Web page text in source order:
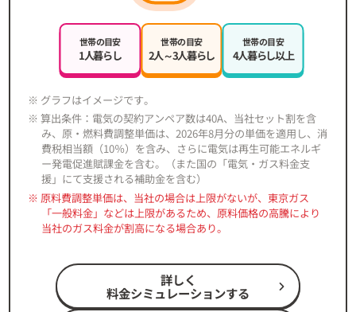
世帯の目安
1人暮らし
世帯の目安
2人～3人暮らし
世帯の目安
4人暮らし以上
※ グラフはイメージです。
※ 算出条件：電気の契約アンペア数は40A、当社セット割を含
み、原・燃料費調整単価は、2026年8月分の単価を適用し、消
費税相当額（10％）を含み、さらに電気は再生可能エネルギ
ー発電促進賦課金を含む。（また国の「電気・ガス料金支
援」にて支援される補助金を含む）
※ 原料費調整単価は、当社の場合は上限がないが、東京ガス
「一般料金」などは上限があるため、原料価格の高騰により
当社のガス料金が割高になる場合あり。
詳しく
料金シミュレーションする